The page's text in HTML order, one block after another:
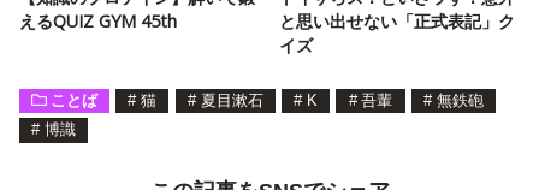
えるQUIZ GYM 45th
と思い出せない「正式表記」ク
イズ
ことば # 猫 # 夏目漱石 # K # 吾輩 # 無鉄砲
# 博識